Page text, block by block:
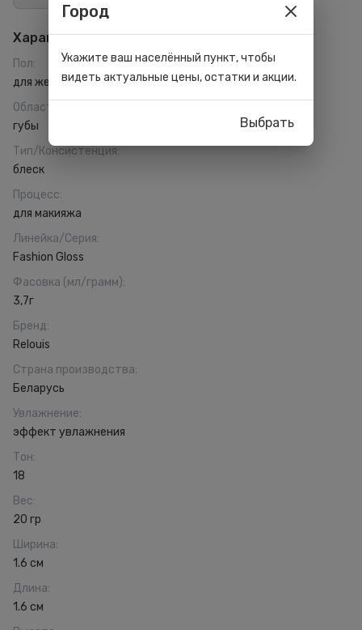
Характеристики
Пол:
для женщин
Область применения
губы
Тип/Консистенция:
блеск
Процесс:
для макияжа
Линейка/Серия:
Fashion Gloss
Фасовка (мл/грамм):
3,7г
Бренд:
Relouis
Страна производства:
Беларусь
Увлажнение:
эффект увлажнения
Тон:
18
Вес:
20 гр
Ширина:
1.6 см
Длина:
1.6 см
Город
Укажите ваш населённый пункт, чтобы
видеть актуальные цены, остатки и акции.
Выбрать